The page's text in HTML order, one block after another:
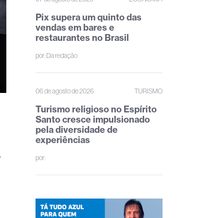
Pix supera um quinto das
vendas em bares e
restaurantes no Brasil
por:Da redação
06 de agosto de 2026 TURISMO
Turismo religioso no Espírito
Santo cresce impulsionado
pela diversidade de
experiências
por: